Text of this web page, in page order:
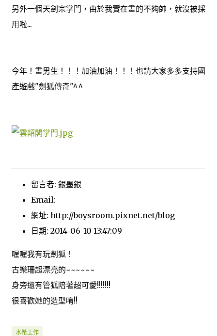
另外一個天劍宗掌門，由於我實在畫的不夠帥，就沒被採
用啦...
今年！畫男生！！！加油加油！！！也請大家多多支持國
產遊戲"劍狐傳奇"^^
留言者: 銀墨銀
Email:
網址: http://boysroom.pixnet.net/blog
日期: 2014-06-10 13:47:09
喔喔我有玩劍狐！
古樂珊超漂亮的~~~~~~
身旁還有管狐陪著超可愛!!!!!!!
很喜歡她的造型唷!!
水希工作